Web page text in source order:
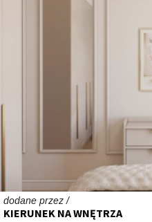
dodane przez /
KIERUNEK NA WNĘTRZA